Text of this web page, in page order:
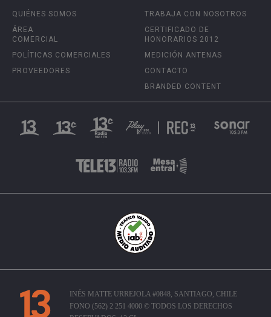
QUIÉNES SOMOS
ÁREA
COMERCIAL
POLÍTICAS COMERCIALES
PROVEEDORES
TRABAJA CON NOSOTROS
CERTIFICADO DE
HONORARIOS 2012
MEDICIÓN ANTENAS
CONTACTO
BRANDED CONTENT
INÉS MATTE URREJOLA #0848, SANTIAGO, CHILE
FONO (562) 2 251 4000 © TODOS LOS DERECHOS